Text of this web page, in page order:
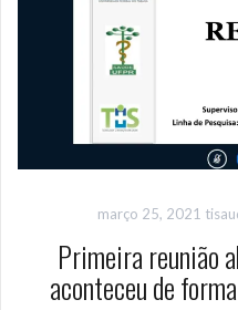
março 25, 2021
Primeira reunião
aconteceu de